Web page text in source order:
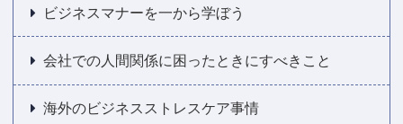
ビジネスマナーを一から学ぼう
会社での人間関係に困ったときにすべきこと
海外のビジネスストレスケア事情